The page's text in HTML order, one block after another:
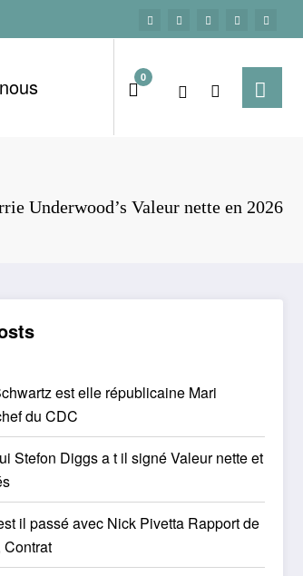
0
Underwood’s Valeur nette en 2026
est elle républicaine Mari
du CDC
Stefon Diggs a t il signé Valeur nette et
il passé avec Nick Pivetta Rapport de